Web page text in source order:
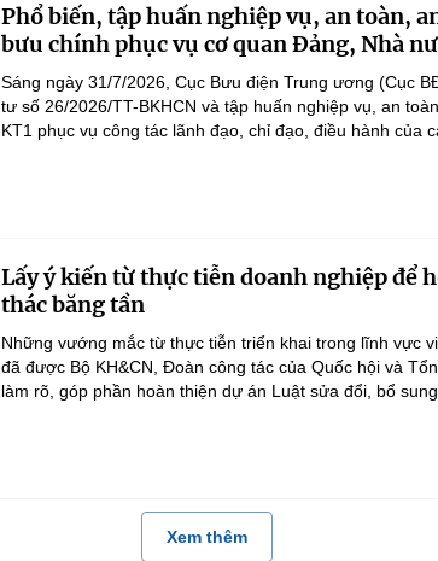
Phổ biến, tập huấn nghiệp vụ, an toàn,
bưu chính phục vụ cơ quan Đảng, Nhà
Sáng ngày 31/7/2026, Cục Bưu điện Trung ương (Cục
tư số 26/2026/TT-BKHCN và tập huấn nghiệp vụ, an
KT1 phục vụ công tác lãnh đạo, chỉ đạo, điều hành của
Lấy ý kiến từ thực tiễn doanh nghiệp để
thác băng tần
Những vướng mắc từ thực tiễn triển khai trong lĩnh vực
đã được Bộ KH&CN, Đoàn công tác của Quốc hội và
làm rõ, góp phần hoàn thiện dự án Luật sửa đổi, bổ
Xem thêm